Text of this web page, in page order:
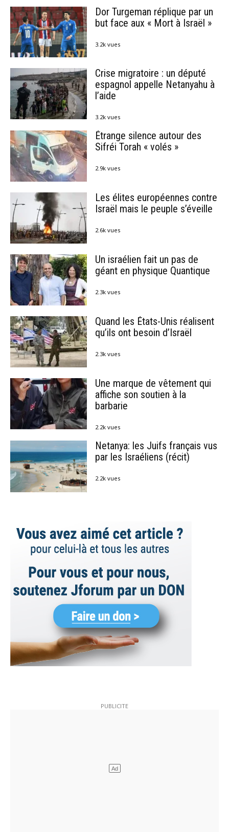
Dor Turgeman réplique par un
but face aux « Mort à Israël »
3.2k vues
Crise migratoire : un député
espagnol appelle Netanyahu à
l’aide
3.2k vues
Étrange silence autour des
Sifréi Torah « volés »
2.9k vues
Les élites européennes contre
Israël mais le peuple s’éveille
2.6k vues
Un israélien fait un pas de
géant en physique Quantique
2.3k vues
Quand les États-Unis réalisent
qu’ils ont besoin d’Israël
2.3k vues
Une marque de vêtement qui
affiche son soutien à la
barbarie
2.2k vues
Netanya: les Juifs français vus
par les Israéliens (récit)
2.2k vues